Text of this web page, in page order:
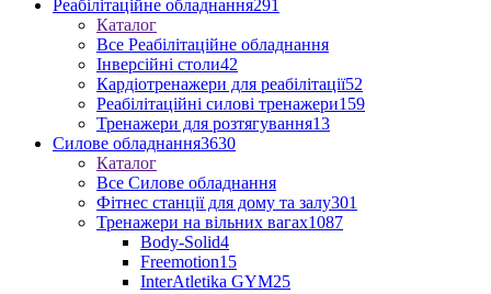
Реабілітаційне обладнання291
Каталог
Все Реабілітаційне обладнання
Інверсійні столи42
Кардіотренажери для реабілітації52
Реабілітаційні силові тренажери159
Тренажери для розтягування13
Силове обладнання3630
Каталог
Все Силове обладнання
Фітнес станції для дому та залу301
Тренажери на вільних вагах1087
Body-Solid4
Freemotion15
InterAtletika GYM25